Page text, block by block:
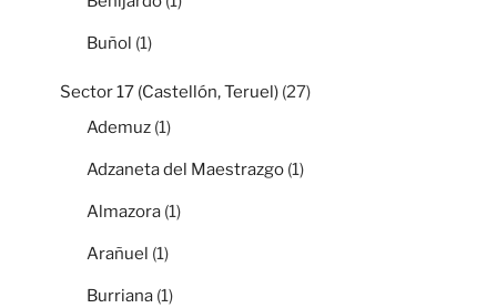
Buñol (1)
Sector 17 (Castellón, Teruel) (27)
Ademuz (1)
Adzaneta del Maestrazgo (1)
Almazora (1)
Arañuel (1)
Burriana (1)